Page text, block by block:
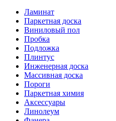
Ламинат
Паркетная доска
Виниловый пол
Пробка
Подложка
Плинтус
Инженерная доска
Массивная доска
Пороги
Паркетная химия
Аксессуары
Линолеум